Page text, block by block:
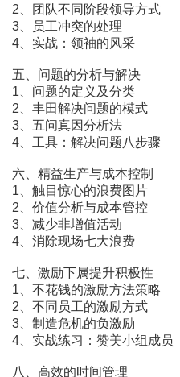
2、团队不同阶段领导方式
3、员工冲突的处理
4、实战：领袖的风采
五、问题的分析与解决
1、问题的定义及分类
2、丰田解决问题的模式
3、五问真因分析法
4、工具：解决问题八步骤
六、精益生产与成本控制
1、触目惊心的浪费图片
2、价值分析与成本管控
3、减少非增值活动
4、消除现场七大浪费
七、激励下属提升积极性
1、不花钱的激励方法策略
2、不同员工的激励方式
3、制造危机的负激励
4、实战练习：赞美小组成员
八、高效的时间管理